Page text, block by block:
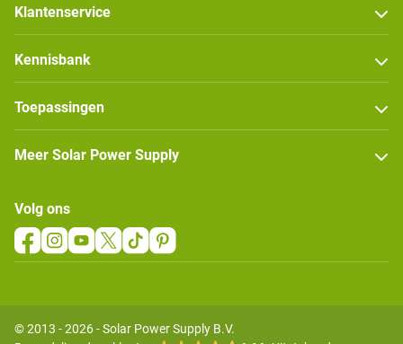
Klantenservice
Kennisbank
Toepassingen
Meer Solar Power Supply
Volg ons
© 2013 - 2026 - Solar Power Supply B.V.